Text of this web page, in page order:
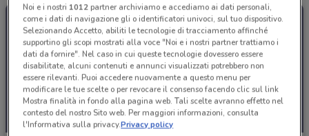
Noi e i nostri 1012partner archiviamo e accediamo ai dati personali,
come i dati di navigazione gli o identificatori univoci, sul tuo dispositivo.
Selezionando Accetto, abiliti le tecnologie di tracciamento affinché
supportino gli scopi mostrati alla voce "Noi e i nostri partner trattiamo i
dati da fornire". Nel caso in cui queste tecnologie dovessero essere
disabilitate, alcuni contenuti e annunci visualizzati potrebbero non
essere rilevanti. Puoi accedere nuovamente a questo menu per
modificare le tue scelte o per revocare il consenso facendo clic sul link
Mostra finalità in fondo alla pagina web. Tali scelte avranno effetto nel
contesto del nostro Sito web. Per maggiori informazioni, consulta
l'Informativa sulla privacy.Privacy policy